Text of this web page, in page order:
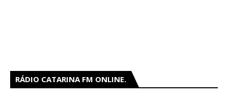
RÁDIO CATARINA FM ONLINE.